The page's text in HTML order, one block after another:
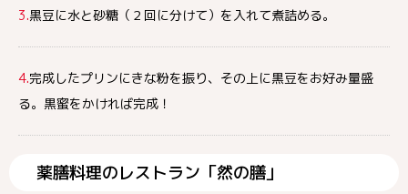
3.黒豆に水と砂糖（２回に分けて）を入れて煮詰める。
4.完成したプリンにきな粉を振り、その上に黒豆をお好み量盛
る。黒蜜をかければ完成！
薬膳料理のレストラン「然の膳」